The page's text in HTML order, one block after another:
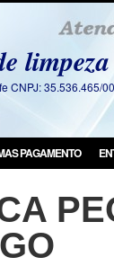
CNPJ: 35.536.465/
PAGAMENTO